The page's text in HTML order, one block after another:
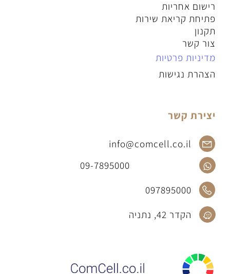
רישום אחריות
פתיחת קריאת שירות
תקנון
צור קשר
מדיניות פרטיות
הצהרת נגישות
יצירת קשר
info@comcell.co.il
09-7895000
097895000
הקדר 42, נתניה